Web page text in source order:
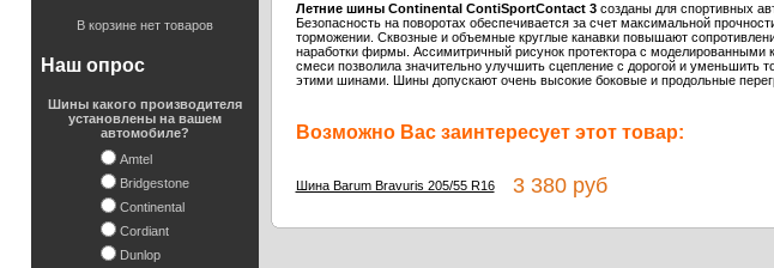
В корзине нет товаров
Наш опрос
Шины какого производителя
установлены на вашем
автомобиле?
Amtel
Bridgestone
Continental
Cordiant
Dunlop
Летние шины Continental ContiSportContact 3созданы для спортивных
Безопасность на поворотах обеспечивается за счет максимальной
торможении. Сквозные и объемные круглые канавки повышают
наработки фирмы. Ассимитричный рисунок протектора с моделированными
смеси позволила значительно улучшить сцепление с дорогой и
этими шинами. Шины допускают очень высокие боковые и продольные
Возможно Вас заинтересует этот товар:
Шина Barum Bravuris 205/55 R163 380 руб